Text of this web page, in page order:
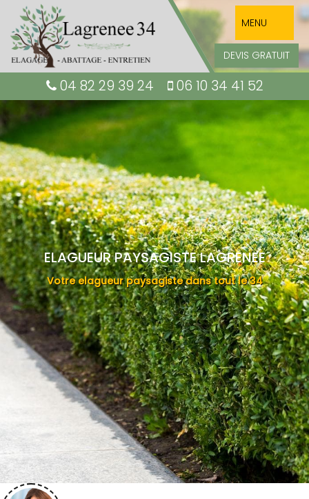
MENU
DEVIS GRATUIT
04 82 29 39 24 06 10 34 41 52
ELAGUEUR PAYSAGISTE LAGRENEE
Votre elagueur paysagiste dans tout le 34